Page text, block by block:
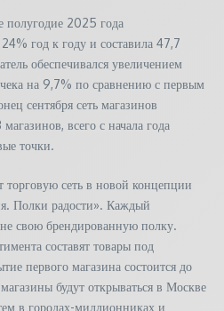
полугодие 2025 года
год к году и составила 47,7
обеспечивался увеличением
чека на 9,7% по сравнению с первым
сентября сеть магазинов
всего с начала года
точки.
торговую сеть в новой концепции
Полки радости». Каждый
свою брендированную полку.
составят товары под
первого магазина состоится до
будут открываться в Москве
в городах-миллионниках и